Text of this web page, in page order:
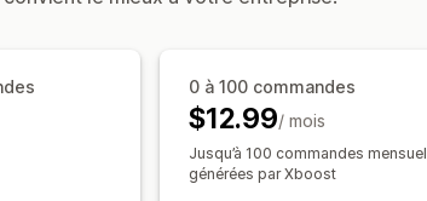
0 à 100 commandes
$12.99/ mois
Jusqu’à 100 commandes
générées par Xboost